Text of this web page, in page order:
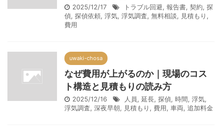
2025/12/17 トラブル回避, 報告書, 契約, 探
偵, 探偵依頼, 浮気, 浮気調査, 無料相談, 見積もり ,
費用
uwaki-chosa
なぜ費用が上がるのか｜現場のコス
ト構造と見積もりの読み方
2025/12/16 人員, 延長, 探偵, 時間, 浮気,
浮気調査, 深夜早朝, 見積もり , 費用, 車両, 追加料金